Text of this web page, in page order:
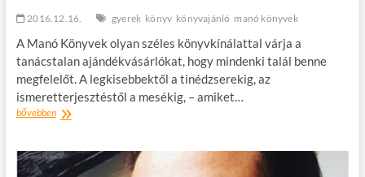
2016.12.16. gyerek könyv könyvajánló manó könyvek
A Manó Könyvek olyan széles könyvkínálattal várja a
tanácstalan ajándékvásárlókat, hogy mindenki talál benne
megfelelőt. A legkisebbektől a tinédzserekig, az
ismeretterjesztéstől a mesékig, – amiket…
bővebbenNem
adj
karácsonyra?